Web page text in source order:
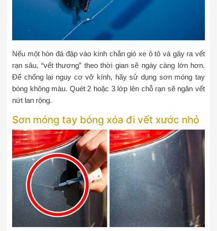
Nếu một hòn đá đập vào kính chắn gió xe ô tô và gây ra vết
rạn sâu, “vết thương” theo thời gian sẽ ngày càng lớn hơn.
Để chống lại nguy cơ vỡ kính, hãy sử dụng sơn móng tay
bóng không màu. Quét 2 hoặc 3 lớp lên chỗ rạn sẽ ngăn vết
nứt lan rộng.
Sơn móng tay bóng xóa đi vết xước nhỏ